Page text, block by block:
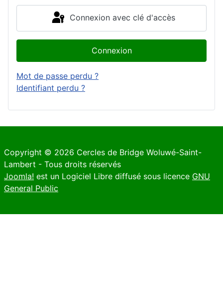
Connexion avec clé d'accès
Connexion
Mot de passe perdu ?
Identifiant perdu ?
Copyright © 2026 Cercles de Bridge Woluwé-Saint-
Lambert - Tous droits réservés
Joomla! est un Logiciel Libre diffusé sous licence GNU
General Public